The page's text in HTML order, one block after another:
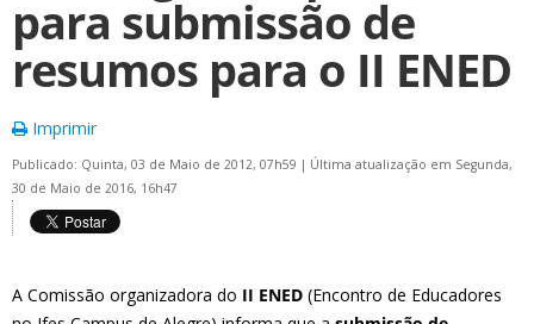
para submissão de
resumos para o II ENED
Imprimir
Publicado: Quinta, 03 de Maio de 2012, 07h59 | Última atualização em Segunda,
30 de Maio de 2016, 16h47
A Comissão organizadora do II ENED (Encontro de Educadores